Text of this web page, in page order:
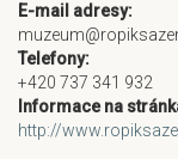
E-mail adresy:
Telefony:
+420 737 341 932
Informace na
http://